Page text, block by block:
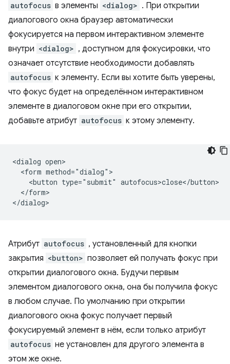
autofocus в элементы <dialog> . При открытии
диалогового окна браузер автоматически
фокусируется на первом интерактивном элементе
внутри <dialog> , доступном для фокусировки, что
означает отсутствие необходимости добавлять
autofocus к элементу. Если вы хотите быть уверены,
что фокус будет на определённом интерактивном
элементе в диалоговом окне при его открытии,
добавьте атрибут autofocus к этому элементу.
<dialog open>
  <form method="dialog">
    <button type="submit" autofocus>close</button>
  </form>
Атрибут autofocus , установленный для кнопки
закрытия <button> позволяет ей получать фокус при
открытии диалогового окна. Будучи первым
элементом диалогового окна, она бы получила фокус
в любом случае. По умолчанию при открытии
диалогового окна фокус получает первый
фокусируемый элемент в нём, если только атрибут
autofocus не установлен для другого элемента в
этом же окне.